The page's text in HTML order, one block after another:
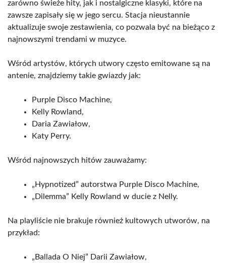
zarówno świeże hity, jak i nostalgiczne klasyki, które na
zawsze zapisały się w jego sercu. Stacja nieustannie
aktualizuje swoje zestawienia, co pozwala być na bieżąco z
najnowszymi trendami w muzyce.
Wśród artystów, których utwory często emitowane są na
antenie, znajdziemy takie gwiazdy jak:
Purple Disco Machine,
Kelly Rowland,
Daria Zawiałow,
Katy Perry.
Wśród najnowszych hitów zauważamy:
„Hypnotized” autorstwa Purple Disco Machine,
„Dilemma” Kelly Rowland w ducie z Nelly.
Na playliście nie brakuje również kultowych utworów, na
przykład:
„Ballada O Niej” Darii Zawiałow,